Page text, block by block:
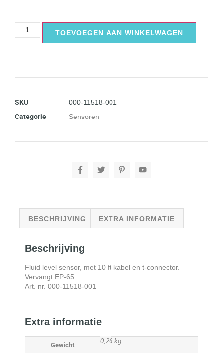
TOEVOEGEN AAN WINKELWAGEN
SKU
000-11518-001
Categorie
Sensoren
BESCHRIJVING EXTRA INFORMATIE
Beschrijving
Fluid level sensor, met 10 ft kabel en t-connector.
Vervangt EP-65
Art. nr. 000-11518-001
Extra informatie
Gewicht 0,26 kg